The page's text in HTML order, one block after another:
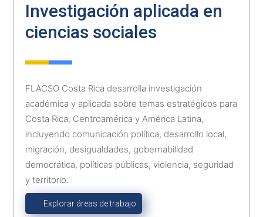
Investigación aplicada en
ciencias sociales
FLACSO Costa Rica desarrolla investigación
académica y aplicada sobre temas estratégicos para
Costa Rica, Centroamérica y América Latina,
incluyendo comunicación política, desarrollo local,
migración, desigualdades, gobernabilidad
democrática, políticas públicas, violencia, seguridad
y territorio.
Explorar áreas de trabajo